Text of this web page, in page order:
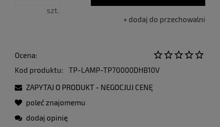
szt.
dodaj do przechowalni
Ocena:
Kod produktu:
TP-LAMP-TP70000DHB10V
ZAPYTAJ O PRODUKT - NEGOCJUJ CENĘ
poleć znajomemu
dodaj opinię